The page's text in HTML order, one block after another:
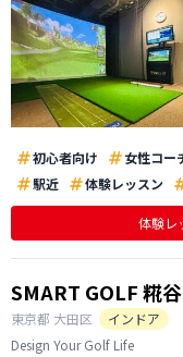
初心者向け
女性コー
駅近
体験レッスン
体験レ
SMART GOLF 糀
東京都 大田区
インドア
Design Your Golf Life